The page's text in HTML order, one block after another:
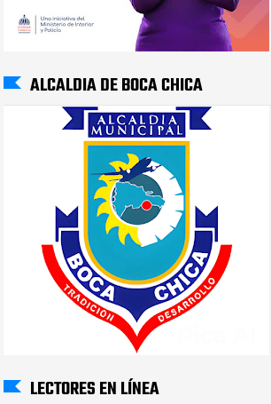
ALCALDIA DE BOCA CHICA
LECTORES EN LÍNEA